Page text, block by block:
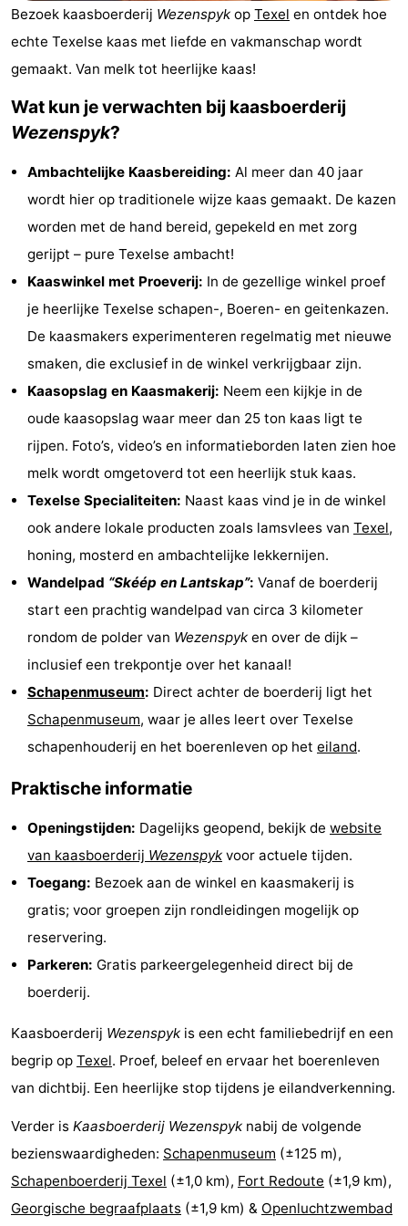
Koog
Oudeschild
-
De
Waal
-
Oosterend
Natuur
Mooiste
Appartementen
Bosch
Zee
Vlijt
Hoeve
-
Strandhuys
Strandplevier
breakfasts)
Campings
Vakantiehuizen
Texel
De
-
Texel
Kustpark
-
Villapark
Residentie
Texel
-
Villapark
Vogelmient
Last
minutes
Strand
Zien
Bezoek kaasboerderij Wezenspyk op Texel en ontdek hoe
echte Texelse kaas met liefde en vakmanschap wordt
gemaakt. Van melk tot heerlijke kaas!
Wat kun je verwachten bij kaasboerderij
Wezenspyk?
Ambachtelijke Kaasbereiding: Al meer dan 40 jaar
wordt hier op traditionele wijze kaas gemaakt. De kazen
worden met de hand bereid, gepekeld en met zorg
gerijpt – pure Texelse ambacht!
Kaaswinkel met Proeverij: In de gezellige winkel proef
je heerlijke Texelse schapen-, Boeren- en geitenkazen.
De kaasmakers experimenteren regelmatig met nieuwe
smaken, die exclusief in de winkel verkrijgbaar zijn.
Kaasopslag en Kaasmakerij: Neem een kijkje in de
oude kaasopslag waar meer dan 25 ton kaas ligt te
rijpen. Foto’s, video’s en informatieborden laten zien hoe
melk wordt omgetoverd tot een heerlijk stuk kaas.
Texelse Specialiteiten: Naast kaas vind je in de winkel
ook andere lokale producten zoals lamsvlees van Texel,
honing, mosterd en ambachtelijke lekkernijen.
Wandelpad “Skéép en Lantskap”: Vanaf de boerderij
start een prachtig wandelpad van circa 3 kilometer
rondom de polder van Wezenspyk en over de dijk –
inclusief een trekpontje over het kanaal!
Schapenmuseum: Direct achter de boerderij ligt het
Schapenmuseum, waar je alles leert over Texelse
schapenhouderij en het boerenleven op het eiland.
Praktische informatie
Openingstijden: Dagelijks geopend, bekijk de website
van kaasboerderij Wezenspyk voor actuele tijden.
Toegang: Bezoek aan de winkel en kaasmakerij is
gratis; voor groepen zijn rondleidingen mogelijk op
reservering.
Parkeren: Gratis parkeergelegenheid direct bij de
boerderij.
Kaasboerderij Wezenspyk is een echt familiebedrijf en een
begrip op Texel. Proef, beleef en ervaar het boerenleven
van dichtbij. Een heerlijke stop tijdens je eilandverkenning.
Verder is Kaasboerderij Wezenspyk nabij de volgende
bezienswaardigheden: Schapenmuseum (±125 m),
Schapenboerderij Texel (±1,0 km), Fort Redoute (±1,9 km),
Georgische begraafplaats (±1,9 km) & Openluchtzwembad